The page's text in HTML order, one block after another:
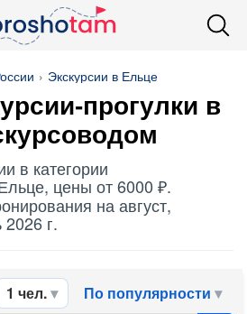
Экскурсии в Ельце
прогулки в
в категории
цены от 6000 ₽.
на август,
2026 г.
1 чел. По популярности